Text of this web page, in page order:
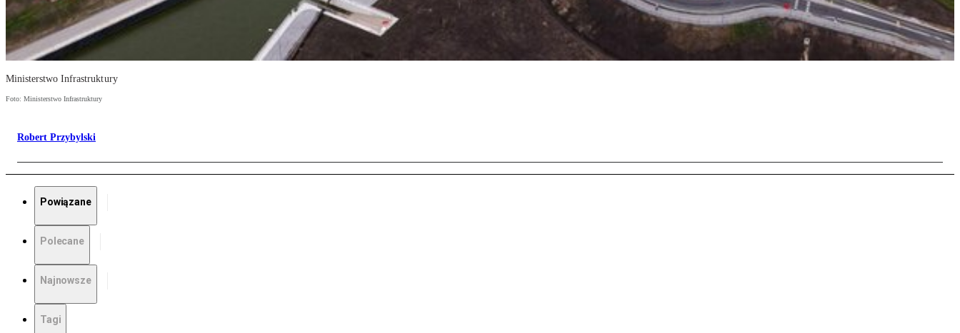
Ministerstwo Infrastruktury
Foto: Ministerstwo Infrastruktury
Robert Przybylski
Powiązane
Polecane
Najnowsze
Tagi